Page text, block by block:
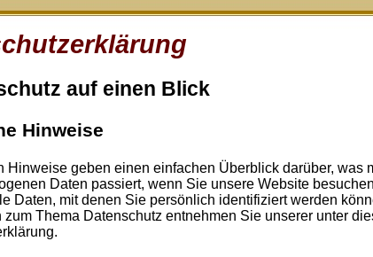
auf einen Blick
Hinweise
Hinweise geben einen einfachen Überblick darüber, was
Daten passiert, wenn Sie unsere Website
Daten, mit denen Sie persönlich identifiziert werden
zum Thema Datenschutz entnehmen Sie unserer unter